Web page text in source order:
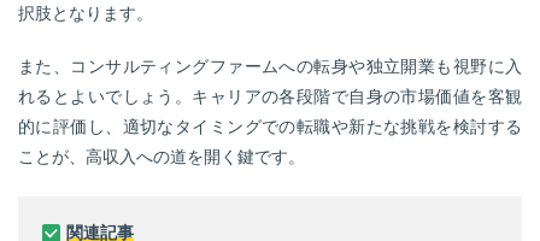
択肢となります。
また、コンサルティングファームへの転身や独立開業も視野に入
れるとよいでしょう。キャリアの各段階で自身の市場価値を客観
的に評価し、適切なタイミングでの転職や新たな挑戦を検討する
ことが、高収入への道を開く鍵です。
関連記事